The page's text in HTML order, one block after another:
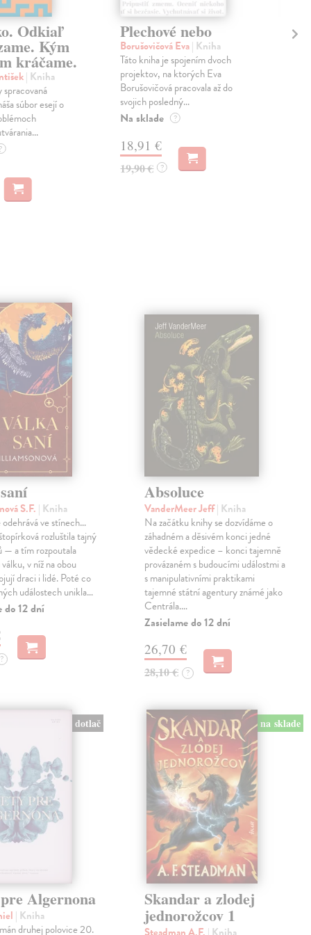
Odkiaľ
Kým
kráčame.
| Kniha
súbor esejí o
?
Plechové nebo
Borušovičová Eva| Kniha
Táto kniha je spojením dvoch
projektov, na ktorých Eva
Borušovičová pracovala až do
svojich posledný...
Na sklade ?
18,91 €
19,90 € ?
S.F. | Kniha
odehrává ve stínech…
rozluštila tajný
— a tím rozpoutala
v níž na obou
draci i lidé. Poté co
událostech unikla…
do 12 dní
?
Absoluce
VanderMeer Jeff| Kniha
Na začátku knihy se dozvídáme o
záhadném a děsivém konci jedné
vědecké expedice – konci tajemně
provázaném s budoucími událostmi a
s manipulativními praktikami
tajemné státní agentury známé jako
Centrála.…
Zasielame do 12 dní
26,70 €
28,10 € ?
dotlač
Algernona
| Kniha
druhej polovice 20.
na sklade
Skandar a zlodej
jednorožcov 1